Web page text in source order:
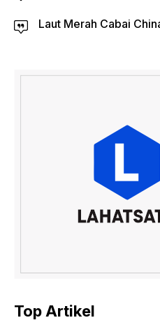
Laut Merah Cabai
Top Artikel